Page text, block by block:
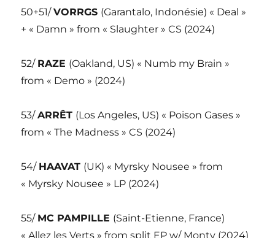
50+51/VORRGS (Garantalo, Indonésie) « Deal »
+ « Damn » from « Slaughter » CS (2024)
52/ RAZE (Oakland, US) « Numb my Brain »
from « Demo » (2024)
53/ARRÊT (Los Angeles, US) « Poison Gases »
from « The Madness » CS (2024)
54/ HAAVAT (UK) « Myrsky Nousee » from
« Myrsky Nousee » LP (2024)
55/ MC PAMPILLE (Saint-Etienne, France)
« Allez les Verts » from split EP w/ Monty (2024)